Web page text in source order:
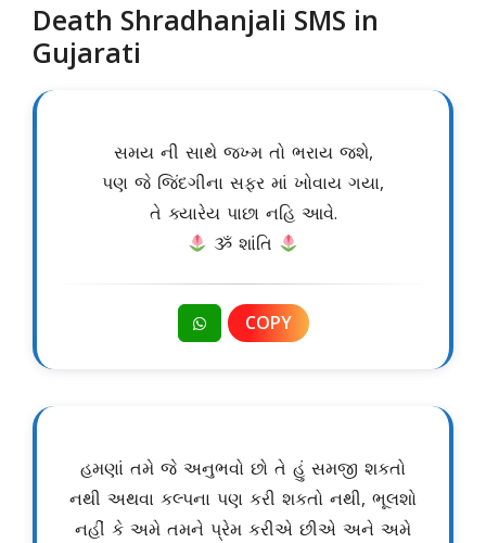
Death Shradhanjali SMS in
Gujarati
સમય ની સાથે જખ્મ તો ભરાય જશે,
પણ જે જિંદગીના સફર માં ખોવાય ગયા,
તે ક્યારેય પાછા નહિ આવે.
ૐ શાંતિ
COPY
હમણાં તમે જે અનુભવો છો તે હું સમજી શકતો
નથી અથવા કલ્પના પણ કરી શકતો નથી, ભૂલશો
નહીં કે અમે તમને પ્રેમ કરીએ છીએ અને અમે